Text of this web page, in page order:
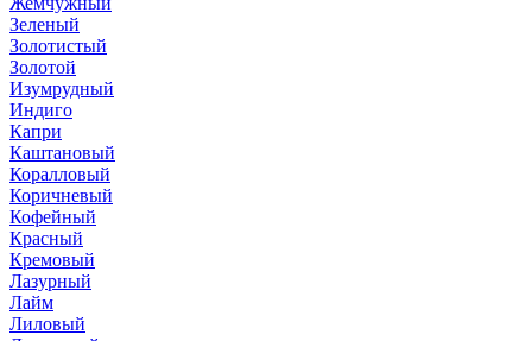
Зеленый
Золотистый
Золотой
Изумрудный
Индиго
Капри
Каштановый
Коралловый
Коричневый
Кофейный
Красный
Кремовый
Лазурный
Лайм
Лиловый